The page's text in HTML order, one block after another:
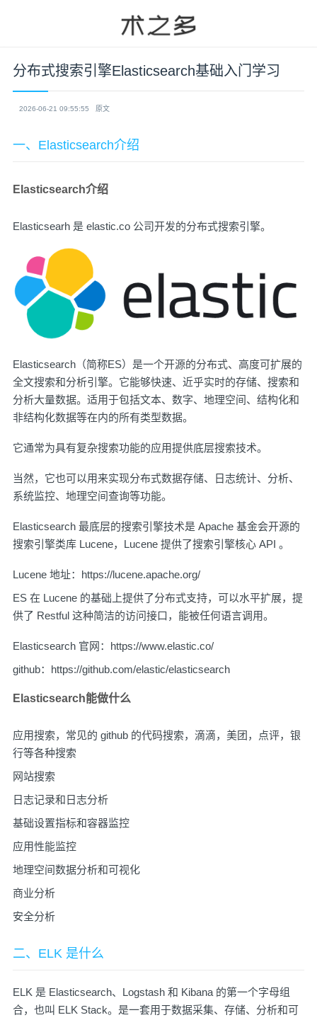
分布式搜索引擎Elasticsearch基础入门学习
2026-06-21 09:55:55 原文
一、Elasticsearch介绍
Elasticsearch介绍
Elasticsearh 是 elastic.co 公司开发的分布式搜索引擎。
Elasticsearch（简称ES）是一个开源的分布式、高度可扩展的
全文搜索和分析引擎。它能够快速、近乎实时的存储、搜索和
分析大量数据。适用于包括文本、数字、地理空间、结构化和
非结构化数据等在内的所有类型数据。
它通常为具有复杂搜索功能的应用提供底层搜索技术。
当然，它也可以用来实现分布式数据存储、日志统计、分析、
系统监控、地理空间查询等功能。
Elasticsearch 最底层的搜索引擎技术是 Apache 基金会开源的
搜索引擎类库 Lucene，Lucene 提供了搜索引擎核心 API 。
Lucene 地址： https://lucene.apache.org/
ES 在 Lucene 的基础上提供了分布式支持，可以水平扩展，提
供了 Restful 这种简洁的访问接口，能被任何语言调用。
Elasticsearch 官网： https://www.elastic.co/
github： https://github.com/elastic/elasticsearch
Elasticsearch能做什么
应用搜索，常见的 github 的代码搜索，滴滴，美团，点评，银
行等各种搜索
网站搜索
日志记录和日志分析
基础设置指标和容器监控
应用性能监控
地理空间数据分析和可视化
商业分析
安全分析
二、ELK 是什么
ELK 是 Elasticsearch、 Logstash 和 Kibana 的第一个字母组
合，也叫 ELK Stack。是一套用于数据采集、存储、分析和可